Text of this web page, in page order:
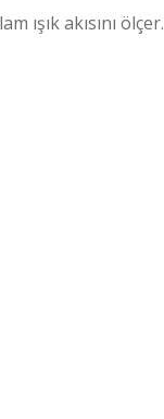
ışık akısını ölçer.